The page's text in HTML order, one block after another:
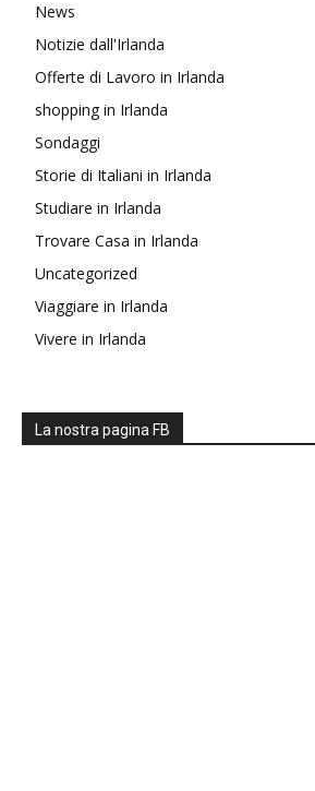
News
Notizie dall'Irlanda
Offerte di Lavoro in Irlanda
shopping in Irlanda
Sondaggi
Storie di Italiani in Irlanda
Studiare in Irlanda
Trovare Casa in Irlanda
Uncategorized
Viaggiare in Irlanda
Vivere in Irlanda
La nostra pagina FB